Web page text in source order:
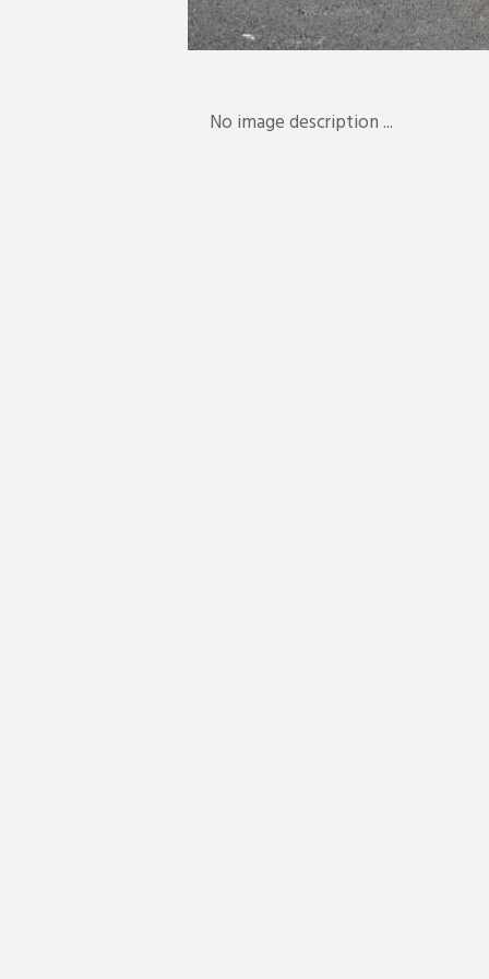
No image description ...